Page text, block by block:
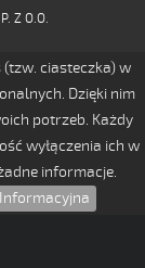
Z O.O.
ciasteczka) w
Dzięki nim
potrzeb. Każdy
wyłączenia ich w
informacje.